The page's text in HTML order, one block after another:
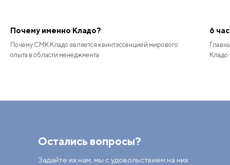
Почему именно Кладо?
Почему СМК Кладо является квинтэссенцией мирового
опыта в области менеджмента
6
Кладо
Задайте их нам, мы с удовольствием на них
Остались вопросы?